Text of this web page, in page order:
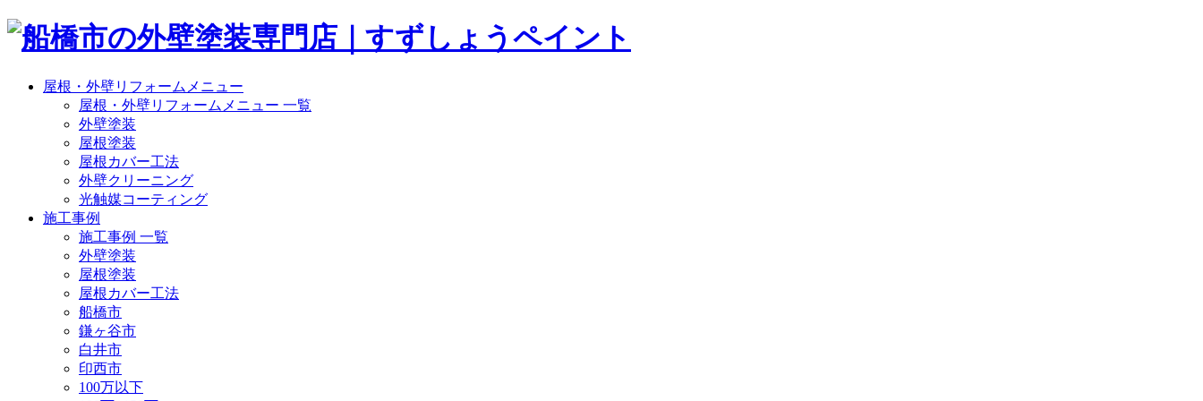
屋根・外壁リフォームメニュー
屋根・外壁リフォームメニュー 一覧
外壁塗装
屋根塗装
屋根カバー工法
外壁クリーニング
光触媒コーティング
施工事例
施工事例 一覧
外壁塗装
屋根塗装
屋根カバー工法
船橋市
鎌ヶ谷市
白井市
印西市
100万以下